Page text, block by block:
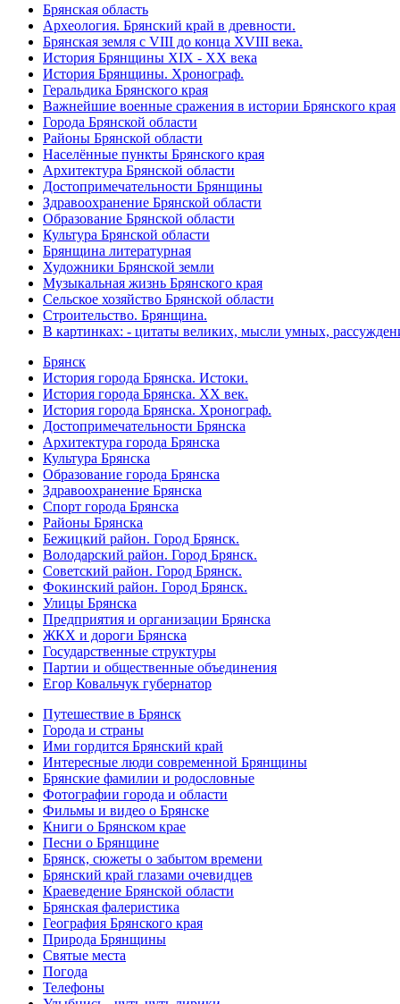
Брянская область
Археология. Брянский край в древности.
Брянская земля с VIII до конца XVIII века.
История Брянщины XIX - XX века
История Брянщины. Хронограф.
Геральдика Брянского края
Важнейшие военные сражения в истории Брянского края
Города Брянской области
Районы Брянской области
Населённые пункты Брянского края
Архитектура Брянской области
Достопримечательности Брянщины
Здравоохранение Брянской области
Образование Брянской области
Культура Брянской области
Брянщина литературная
Художники Брянской земли
Музыкальная жизнь Брянского края
Сельское хозяйство Брянской области
Строительство. Брянщина.
В картинках: - цитаты великих, мысли умных,
Брянск
История города Брянска. Истоки.
История города Брянска. XX век.
История города Брянска. Хронограф.
Достопримечательности Брянска
Архитектура города Брянска
Культура Брянска
Образование города Брянска
Здравоохранение Брянска
Спорт города Брянска
Районы Брянска
Бежицкий район. Город Брянск.
Володарский район. Город Брянск.
Советский район. Город Брянск.
Фокинский район. Город Брянск.
Улицы Брянска
Предприятия и организации Брянска
ЖКХ и дороги Брянска
Государственные структуры
Партии и общественные объединения
Егор Ковальчук губернатор
Путешествие в Брянск
Города и страны
Ими гордится Брянский край
Интересные люди современной Брянщины
Брянские фамилии и родословные
Фотографии города и области
Фильмы и видео о Брянске
Книги о Брянском крае
Песни о Брянщине
Брянск, сюжеты о забытом времени
Брянский край глазами очевидцев
Краеведение Брянской области
Брянская фалеристика
География Брянского края
Природа Брянщины
Святые места
Погода
Телефоны